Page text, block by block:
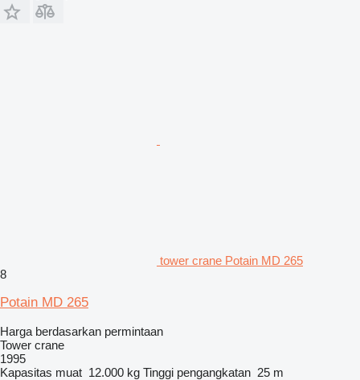
tower crane Potain MD 265
8
Potain MD 265
Harga berdasarkan permintaan
Tower crane
1995
Kapasitas muat 12.000 kg Tinggi pengangkatan 25 m